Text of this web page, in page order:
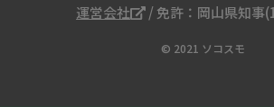
運営会社 / 免許：岡山県知事
© 2021 ソコスモ